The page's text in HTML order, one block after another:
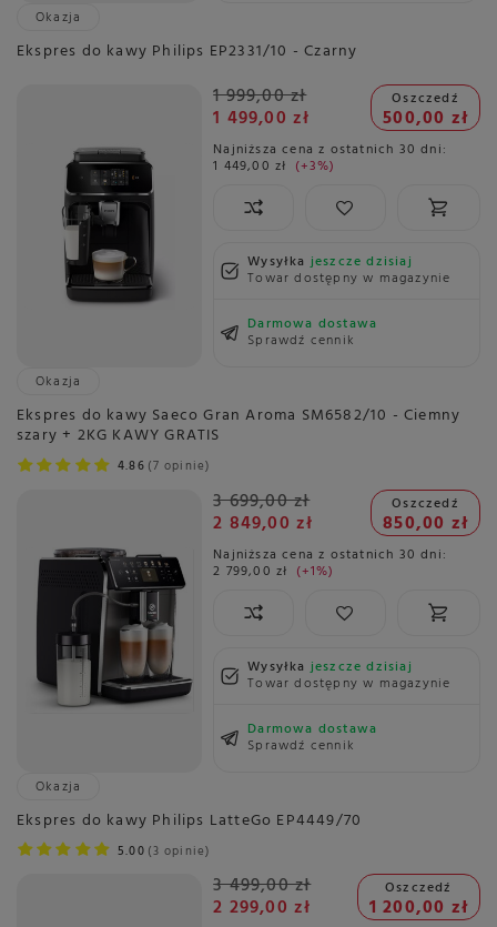
Okazja
Ekspres do kawy Philips EP2331/10 - Czarny
1 999,00 zł
1 499,00 zł
Oszczedź
500,00 zł
Najniższa cena z ostatnich 30 dni:
1 449,00 zł +3%
Wysyłkajeszcze dzisiaj
Towar dostępny w magazynie
Darmowa dostawa
Sprawdź cennik
Okazja
Ekspres do kawy Saeco Gran Aroma SM6582/10 - Ciemny
szary + 2KG KAWY GRATIS
4.86 7 opinie
3 699,00 zł
2 849,00 zł
Oszczedź
850,00 zł
Najniższa cena z ostatnich 30 dni:
2 799,00 zł +1%
Wysyłkajeszcze dzisiaj
Towar dostępny w magazynie
Darmowa dostawa
Sprawdź cennik
Okazja
Ekspres do kawy Philips LatteGo EP4449/70
5.00 3 opinie
3 499,00 zł
2 299,00 zł
Oszczedź
1 200,00 zł